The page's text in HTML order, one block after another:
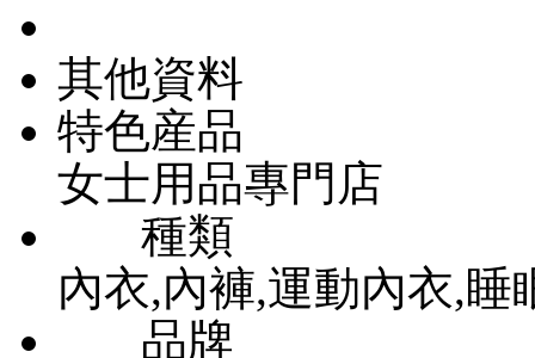
其他資料
特色産品
女士用品專門店
種類
內衣,內褲,運動內衣,睡
品牌